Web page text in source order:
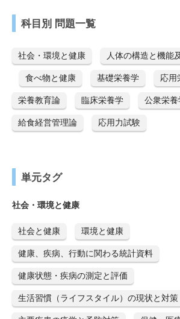
科目別 問題一覧
社会・環境と健康 人体の構造と機能
食べ物と健康 基礎栄養学 応用
栄養教育論 臨床栄養学 公衆栄養
給食経営管理論 応用力試験
単元タグ
社会・環境と健康
社会と健康 環境と健康
健康、疾病、行動に関わる統計資料
健康状態・疾病の測定と評価
生活習慣（ライフスタイル）の現状と対策